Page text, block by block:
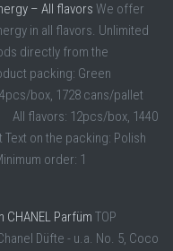
– All flavors We offer
in all flavors. Unlimited
directly from the
packing: Green
box, 1728 cans/pallet
12pcs/box, 1440
on the packing: Polish
order: 1
CHANEL Parfüm TOP
Düfte - u.a. No. 5, Coco